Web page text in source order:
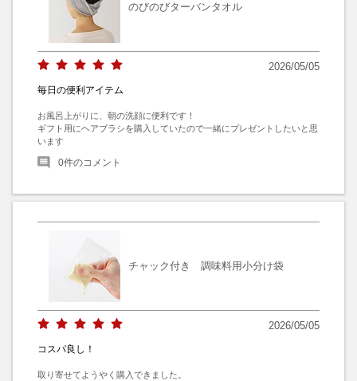
のびのびターバンタオル
2026/05/05
毎日の便利アイテム
お風呂上がりに、朝の洗顔に便利です！
ギフト用にヘアブラシを購入していたので一緒にプレゼントしたいと思
います
0件のコメント
チャック付き 調味料用小分け袋
2026/05/05
コスパ良し！
取り寄せてようやく購入できました。